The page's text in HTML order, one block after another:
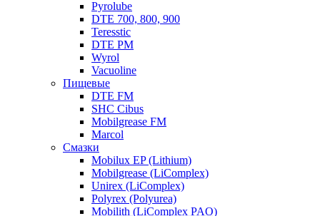
Pyrolube
DTE 700, 800, 900
Teresstic
DTE PM
Wyrol
Vacuoline
Пищевые
DTE FM
SHC Cibus
Mobilgrease FM
Marcol
Смазки
Mobilux EP (Lithium)
Mobilgrease (LiComplex)
Unirex (LiComplex)
Polyrex (Polyurea)
Mobilith (LiComplex PAO)